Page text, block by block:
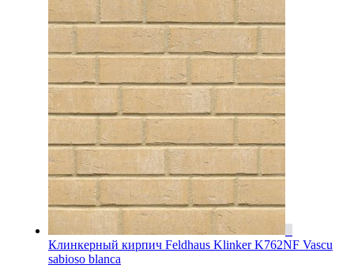
Клинкерный кирпич Feldhaus Klinker K762NF Vascu
sabioso blanca